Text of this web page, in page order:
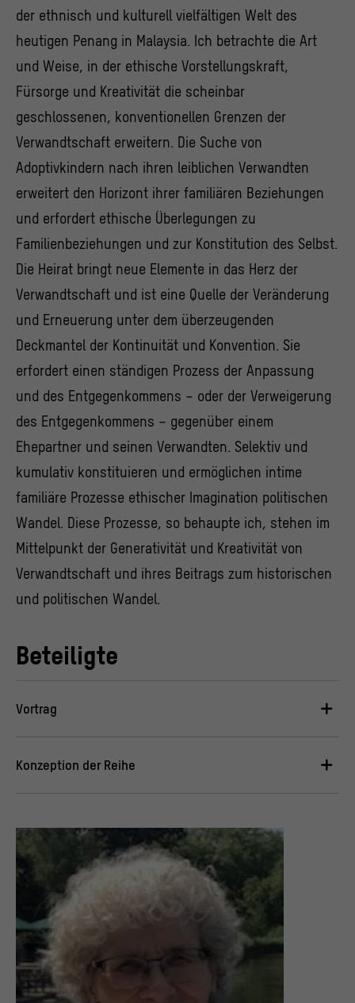
der ethnisch und kulturell vielfältigen Welt des
heutigen Penang in Malaysia. Ich betrachte die Art
und Weise, in der ethische Vorstellungskraft,
Fürsorge und Kreativität die scheinbar
geschlossenen, konventionellen Grenzen der
Verwandtschaft erweitern. Die Suche von
Adoptivkindern nach ihren leiblichen Verwandten
erweitert den Horizont ihrer familiären Beziehungen
und erfordert ethische Überlegungen zu
Familienbeziehungen und zur Konstitution des Selbst.
Die Heirat bringt neue Elemente in das Herz der
Verwandtschaft und ist eine Quelle der Veränderung
und Erneuerung unter dem überzeugenden
Deckmantel der Kontinuität und Konvention. Sie
erfordert einen ständigen Prozess der Anpassung
und des Entgegenkommens – oder der Verweigerung
des Entgegenkommens – gegenüber einem
Ehepartner und seinen Verwandten. Selektiv und
kumulativ konstituieren und ermöglichen intime
familiäre Prozesse ethischer Imagination politischen
Wandel. Diese Prozesse, so behaupte ich, stehen im
Mittelpunkt der Generativität und Kreativität von
Verwandtschaft und ihres Beitrags zum historischen
und politischen Wandel.
Beteiligte
Vortrag
Konzeption der Reihe